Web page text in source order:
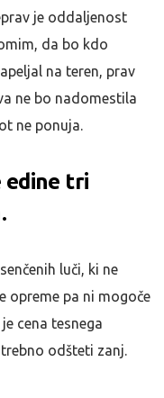
je oddaljenost
da bo kdo
na teren, prav
ne bo nadomestila
ne ponuja.
edine tri
luči, ki ne
opreme pa ni mogoče
cena tesnega
odšteti zanj.